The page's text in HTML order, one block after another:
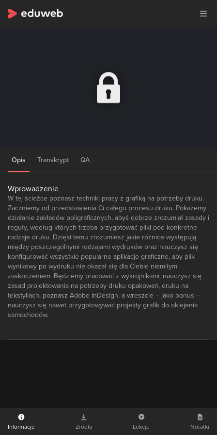
Opis Transkrypt QA
Wprowadzenie
W tej ścieżce poznasz techniki pracy z grafiką na potrzeby druku.
Zaczniemy od przedstawienia Ci całego procesu druku. Pokażemy
działanie zakładów poligraficznych, abyś dobrze zrozumiał zasady i
reguły, według których trzeba przygotować pliki pod konkretne
rodzaje druku. Dzięki temu zrozumiesz jakie różnice występują
między poszczególnymi rodzajami wydruków oraz nauczysz się
konfigurować wszystkie popularne aplikacje graficzne, aby plik
wynikowy po wydruku nie okazał się dla Ciebie niemiłym
zaskoczeniem. Będziemy pracować z wykrojnikami, nauczysz się
zasad projektowania na potrzeby druku opakowań, druku na
tekstyliach, poznasz Adobe InDesign, a wreszcie – jako bonus –
nauczysz się nawet przygotowywać projekty grafik do oklejenia
samochodów.
Informacje Źródła Lekcje Notatki